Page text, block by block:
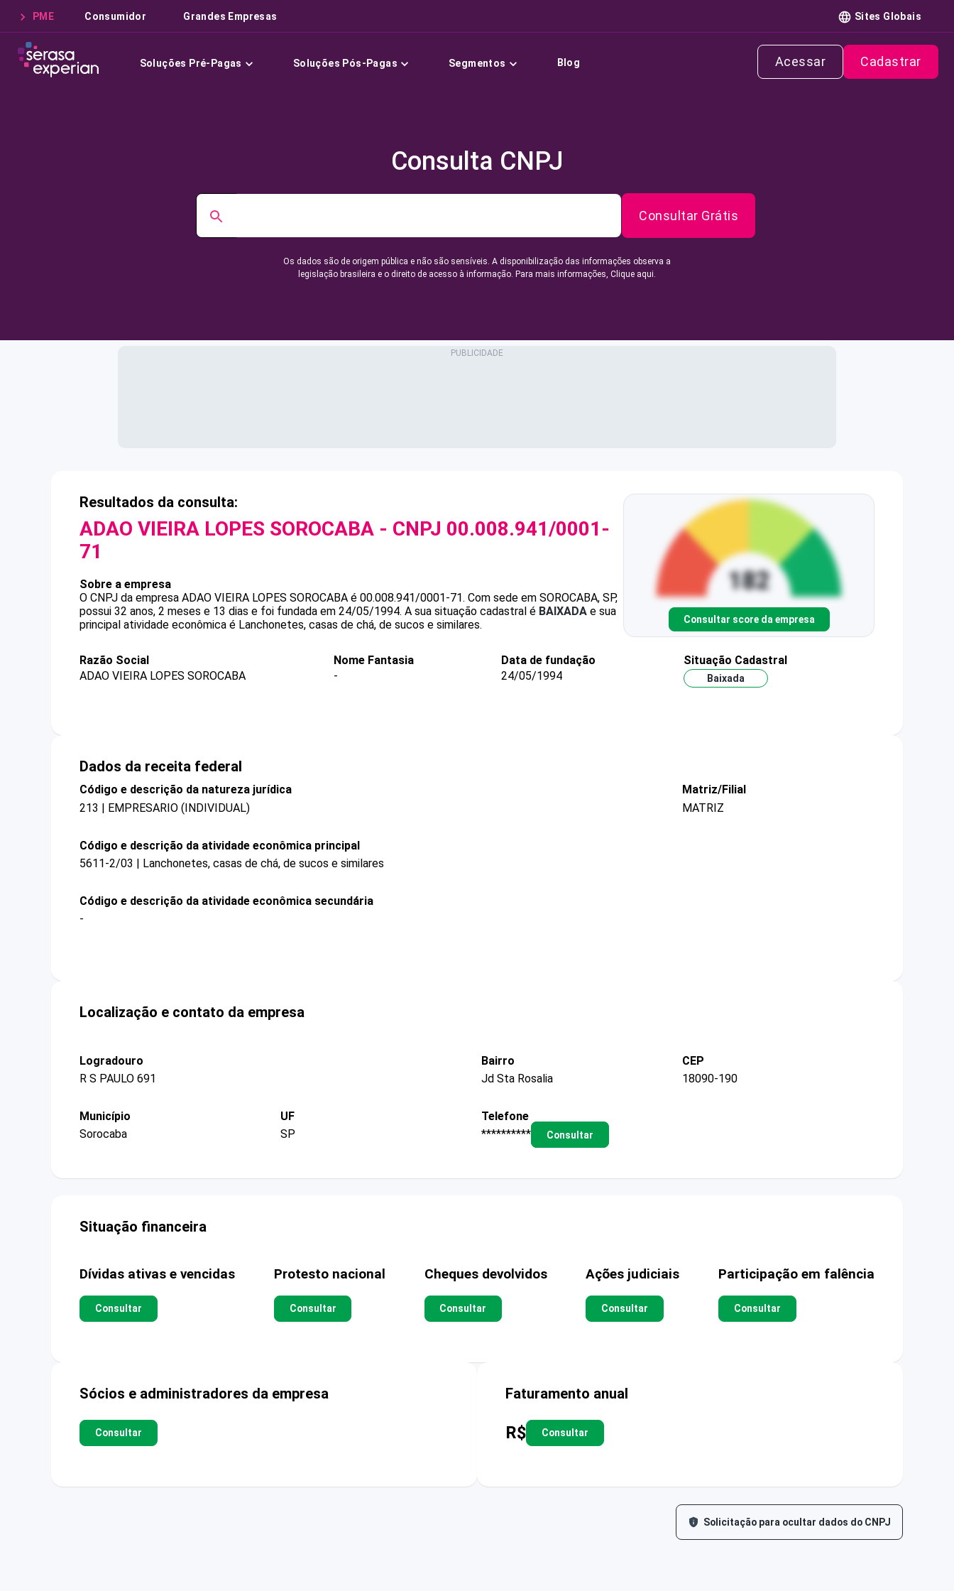
PME Consumidor Grandes Empresas Sites Globais
Soluções Pré-Pagas Soluções Pós-Pagas Segmentos Blog Acessar Cadastrar
Consulta CNPJ
Consultar Grátis
Os dados são de origem pública e não são sensíveis. A disponibilização das informações observa a
legislação brasileira e o direito de acesso à informação. Para mais informações, Clique aqui.
Resultados da consulta:
ADAO VIEIRA LOPES SOROCABA - CNPJ 00.008.941/0001-
71
Sobre a empresa
O CNPJ da empresa ADAO VIEIRA LOPES SOROCABA é 00.008.941/0001-71. Com sede em SOROCABA, SP,
possui 32 anos, 2 meses e 13 dias e foi fundada em 24/05/1994. A sua situação cadastral é BAIXADA e sua
principal atividade econômica é Lanchonetes, casas de chá, de sucos e similares.
Consultar score da empresa
Razão Social
ADAO VIEIRA LOPES SOROCABA
Nome Fantasia
-
Data de fundação
24/05/1994
Situação Cadastral
Baixada
Dados da receita federal
Código e descrição da natureza jurídica
213 | EMPRESARIO (INDIVIDUAL)
Matriz/Filial
MATRIZ
Código e descrição da atividade econômica principal
5611-2/03 | Lanchonetes, casas de chá, de sucos e similares
Código e descrição da atividade econômica secundária
-
Localização e contato da empresa
Logradouro
R S PAULO 691
Bairro
Jd Sta Rosalia
CEP
18090-190
Município
Sorocaba
UF
SP
Telefone
**********
Consultar
Situação financeira
Dívidas ativas e vencidas
Consultar
Protesto nacional
Consultar
Cheques devolvidos
Consultar
Ações judiciais
Consultar
Participação em falência
Consultar
Sócios e administradores da empresa
Consultar
Faturamento anual
R$ Consultar
Solicitação para ocultar dados do CNPJ